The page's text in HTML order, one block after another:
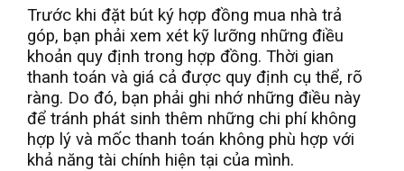
Trước khi đặt bút ký hợp đồng mua nhà trả
góp, bạn phải xem xét kỹ lưỡng những điều
khoản quy định trong hợp đồng. Thời gian
thanh toán và giá cả được quy định cụ thể, rõ
ràng. Do đó, bạn phải ghi nhớ những điều này
để tránh phát sinh thêm những chi phí không
hợp lý và mốc thanh toán không phù hợp với
khả năng tài chính hiện tại của mình.